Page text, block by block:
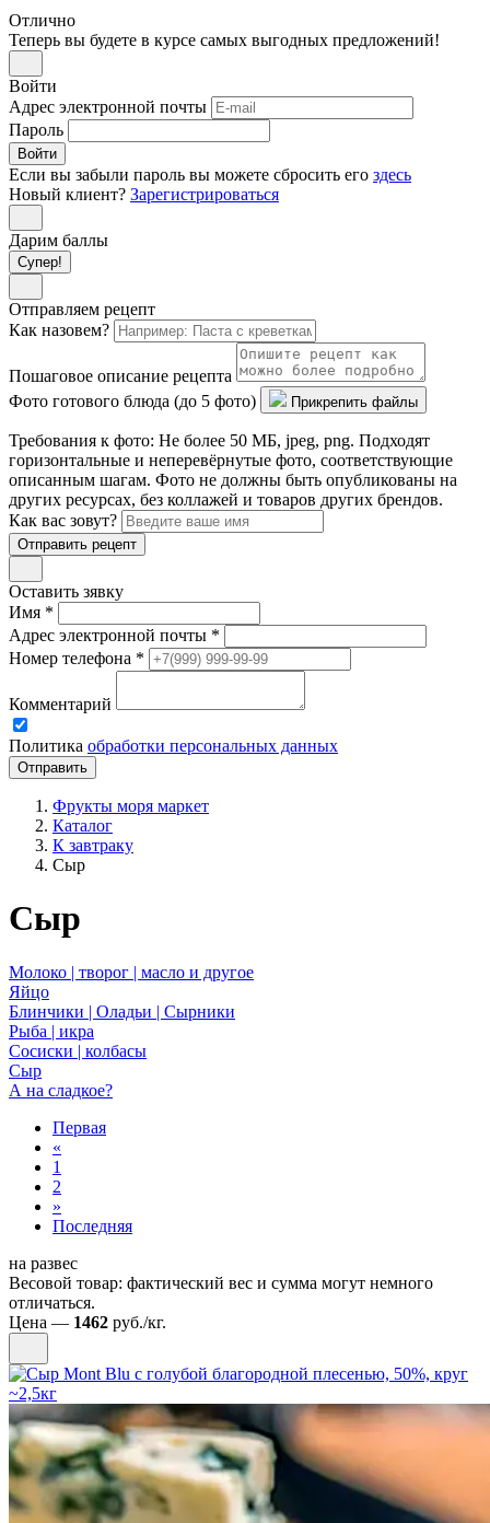
Отлично
Теперь вы будете в курсе самых выгодных предложений!
Войти
Адрес электронной почты
Пароль
Войти
Если вы забыли пароль вы можете сбросить его здесь
Новый клиент? Зарегистрироваться
Дарим баллы
Супер!
Отправляем рецепт
Как назовем?
Пошаговое описание рецепта
Фото готового блюда (до 5 фото)
Прикрепить файлы
Требования к фото: Не более 50 МБ, jpeg, png. Подходят
горизонтальные и неперевёрнутые фото, соответствующие
описанным шагам. Фото не должны быть опубликованы на
других ресурсах, без коллажей и товаров других брендов.
Как вас зовут?
Отправить рецепт
Оставить зявку
Имя *
Адрес электронной почты *
Номер телефона *
Комментарий
Политика обработки персональных данных
Фрукты моря маркет
Каталог
К завтраку
Сыр
Сыр
Молоко | творог | масло и другое
Яйцо
Блинчики | Оладьи | Сырники
Рыба | икра
Сосиски | колбасы
Сыр
А на сладкое?
Первая
«
1
2
»
Последняя
на развес
Весовой товар: фактический вес и сумма могут немного
отличаться.
Цена — 1462 руб./кг.